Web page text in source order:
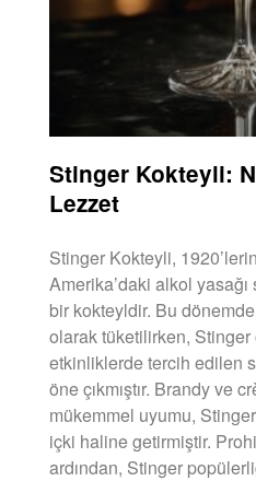
Stinger Kokteyli:
Lezzet
Stinger Kokteyli,
Amerika’daki alkol yasağı
bir kokteyldir. Bu
olarak tüketilirken, Stinger
etkinliklerde tercih edilen
öne çıkmıştır. Brandy ve
mükemmel uyumu,
içki haline getirmiştir.
ardından, Stinger